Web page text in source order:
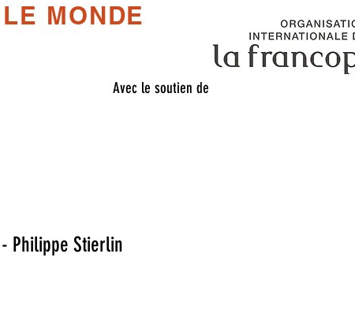
MONDE
Avec le soutien de
Philippe Stierlin